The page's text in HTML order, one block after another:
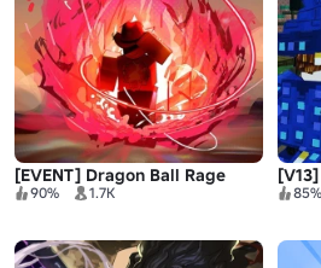
[EVENT] Dragon Ball Rage
90% 1.7K 85%